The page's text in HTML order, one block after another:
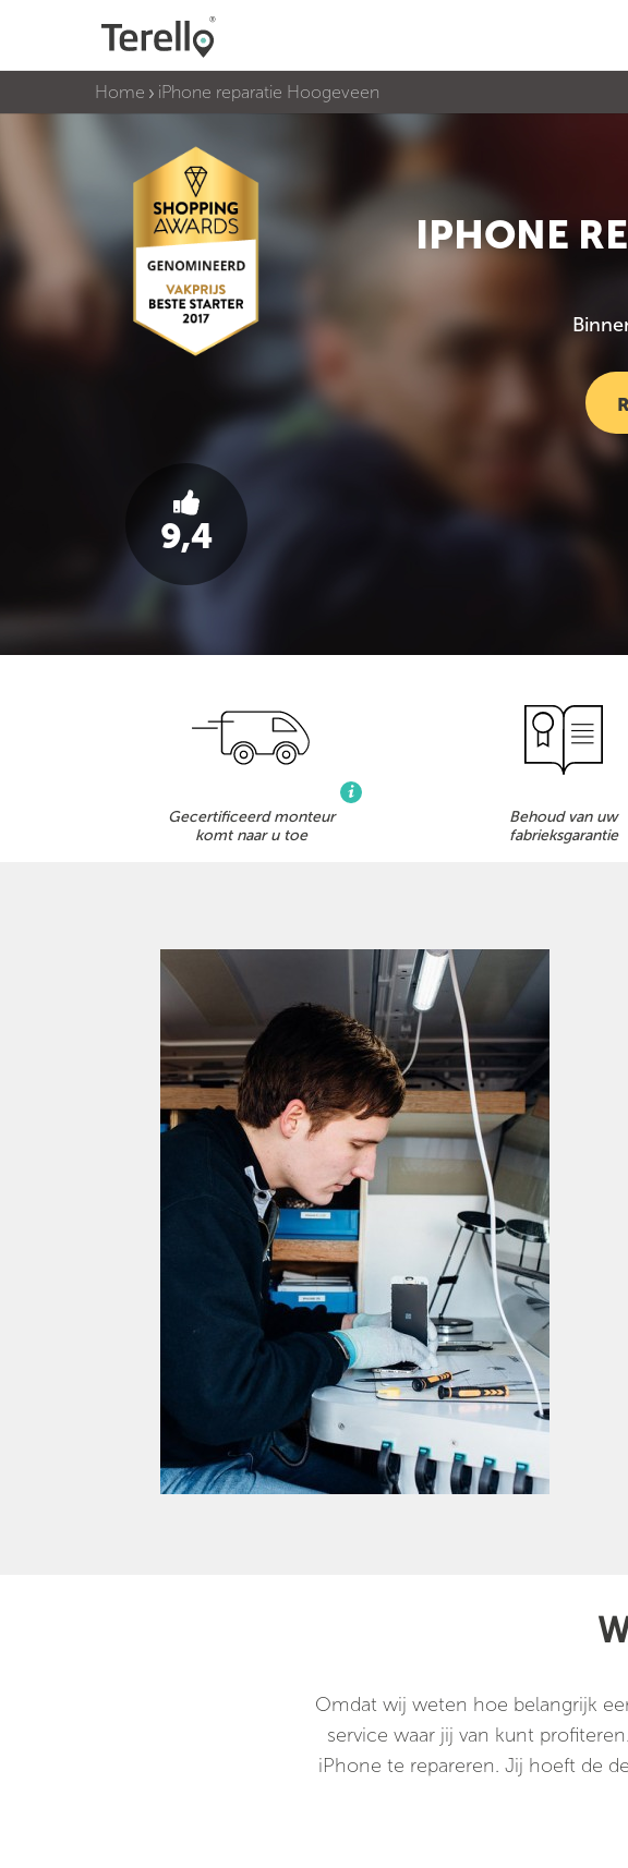
Home iPhone reparatie Hoogeveen
IPHONE
9,4
Gecertificeerd monteur
komt naar u toe
Behoud van uw
fabrieksgarantie
Omdat wij weten hoe belangrijk
service waar jij van kunt
iPhone te repareren. Jij hoeft de